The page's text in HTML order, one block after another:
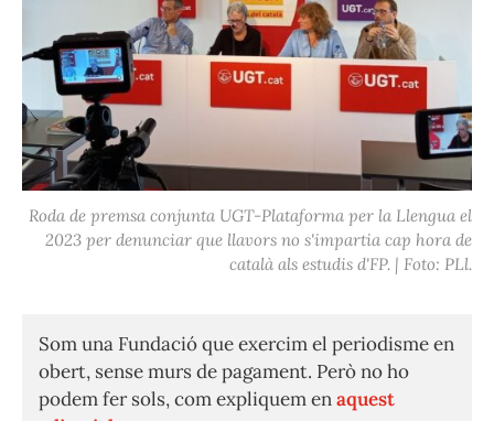
Roda de premsa conjunta UGT-Plataforma per la Llengua el
2023 per denunciar que llavors no s'impartia cap hora de
català als estudis d'FP. | Foto: PLl.
Som una Fundació que exercim el periodisme en
obert, sense murs de pagament. Però no ho
podem fer sols, com expliquem enaquest